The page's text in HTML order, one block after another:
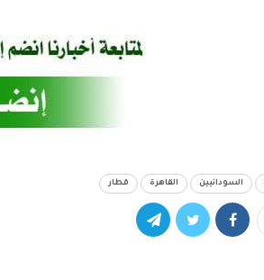
السودانيين القاهرة قطار